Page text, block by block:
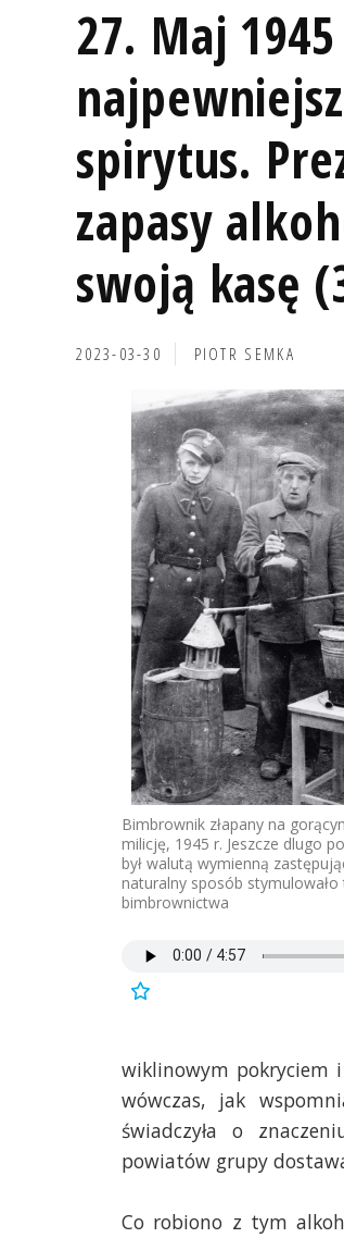
27. Maj
spirytus.
zapasy
swoją kasę
2023-03-30 PIOTR SEMKA
Bimbrownik złapany na
milicję, 1945 r. Jeszcze dlugo
był walutą wymienną
naturalny sposób
bimbrownictwa
wiklinowym pokryciem i
wówczas, jak
świadczyła o
powiatów grupy
Co robiono z tym